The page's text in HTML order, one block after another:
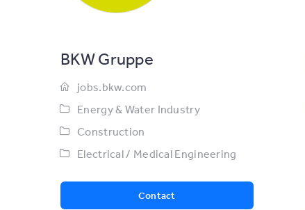
BKW Gruppe
jobs.bkw.com
Energy & Water Industry
Construction
Electrical / Medical Engineering
Contact